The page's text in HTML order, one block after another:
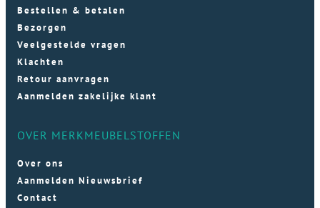
Bestellen & betalen
Bezorgen
Veelgestelde vragen
Klachten
Retour aanvragen
Aanmelden zakelijke klant
OVER MERKMEUBELSTOFFEN
Over ons
Aanmelden Nieuwsbrief
Contact